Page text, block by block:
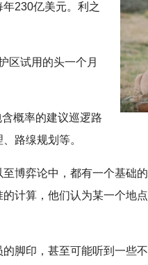
230亿美元。利之
区试用的头一个月
概率的建议巡逻路
路缐规划等。
博弈论中，都有一个基础
计算，他们认为某一个地
脚印，甚至可能听到一些